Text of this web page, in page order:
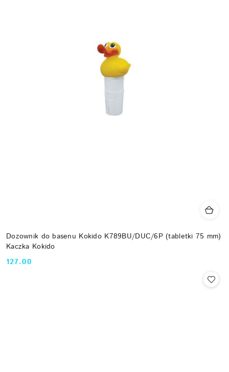
Dozownik do basenu Kokido K789BU/DUC/6P (tabletki 75 mm)
Kaczka Kokido
Cena:
127.00